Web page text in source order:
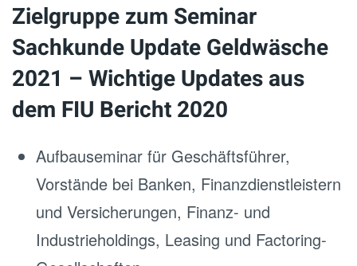
Zielgruppe zum Seminar
Sachkunde Update Geldwäsche
2021 – Wichtige Updates aus
dem FIU Bericht 2020
Aufbauseminar für Geschäftsführer,
Vorstände bei Banken, Finanzdienstleistern
und Versicherungen, Finanz- und
Industrieholdings, Leasing und Factoring-